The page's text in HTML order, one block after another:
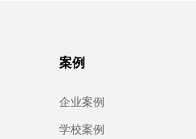
案例
企业案例
学校案例